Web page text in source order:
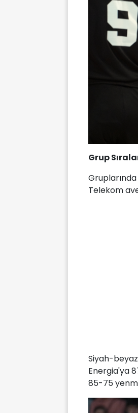
Grup
Telekom
Siyah-
Energia'ya
85-75